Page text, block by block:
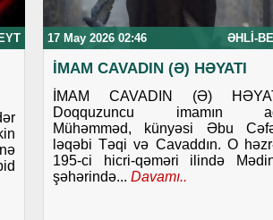
17 May 2026 02:46 ƏHLI-
İMAM CAVADIN (Ə) HƏYATI
İMAM CAVADIN (Ə)
Doqquzuncu imamın
Mühəmməd, künyəsi Əbu
ləqəbi Təqi və Cavaddın. O
195-ci hicri-qəməri ilində
şəhərində... Davamı..